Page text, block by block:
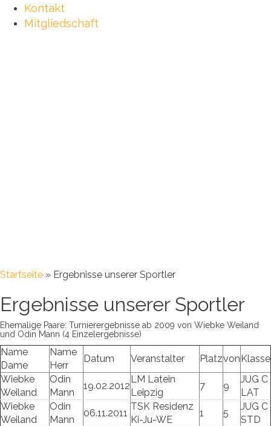
Kontakt
Mitgliedschaft
Startseite » Ergebnisse unserer Sportler
Ergebnisse unserer Sportler
Ehemalige Paare: Turnierergebnisse ab 2009 von Wiebke Weiland
und Odin Mann (4 Einzelergebnisse)
Name
Dame
Name
Herr
Datum Veranstalter PlatzvonKlasse
Wiebke
Weiland
Odin
Mann
19.02.2012
LM Latein
Leipzig
7 9
JUG C
LAT
Wiebke
Weiland
Odin
Mann
06.11.2011
TSK Residenz
Ki-Ju-WE
1 5
JUG C
STD